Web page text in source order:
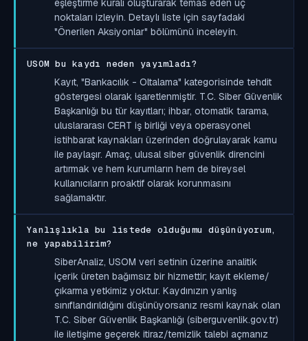
noktaları izleyin. Detaylı liste için sayfadaki
"Önerilen Aksiyonlar" bölümünü inceleyin.
USOM bu kaydı neden yayımladı?
Kayıt, "Bankacılık - Oltalama" kategorisinde tehdit
göstergesi olarak işaretlenmiştir. T.C. Siber Güvenlik
Başkanlığı bu tür kayıtları; ihbar, otomatik tarama,
uluslararası CERT iş birliği veya operasyonel
istihbarat kaynakları üzerinden doğrulayarak kamu
ile paylaşır. Amaç, ulusal siber güvenlik direncini
artırmak ve hem kurumların hem de bireysel
kullanıcıların proaktif olarak korunmasını
sağlamaktır.
Yanlışlıkla bu listede olduğumu düşünüyorum,
ne yapabilirim?
SiberAnaliz, USOM veri setinin üzerine analitik
içerik üreten bağımsız bir hizmettir; kayıt ekleme/
çıkarma yetkimiz yoktur. Kaydınızın yanlış
sınıflandırıldığını düşünüyorsanız resmi kaynak olan
T.C. Siber Güvenlik Başkanlığı (siberguvenlik.gov.tr)
ile iletişime geçerek itiraz/temizlik talebi açmanız